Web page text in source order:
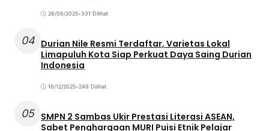
26/06/2025•331 Dilihat
04 Durian Nile Resmi Terdaftar, Varietas Lokal
Limapuluh Kota Siap Perkuat Daya Saing Durian
Indonesia
16/12/2025•249 Dilihat
05 SMPN 2 Sambas Ukir Prestasi Literasi ASEAN,
Sabet Penghargaan MURI Puisi Etnik Pelajar